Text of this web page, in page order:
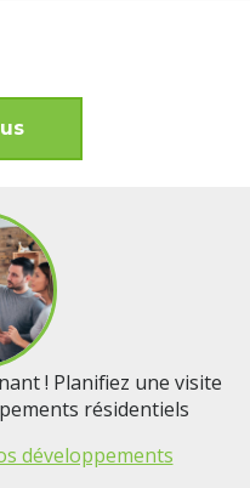
! Planifiez une visite
résidentiels
développements